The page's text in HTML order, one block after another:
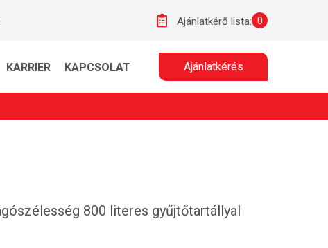
Ajánlatkérő lista: 0
KARRIER KAPCSOLAT Ajánlatkérés